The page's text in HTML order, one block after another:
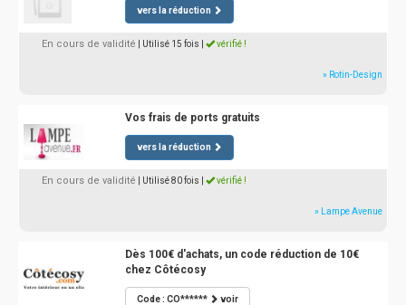
vers la réduction
En cours de validité | Utilisé 15 fois vérifié !
» Rotin-Design
Vos frais de ports gratuits
vers la réduction
En cours de validité | Utilisé 80 fois vérifié !
» Lampe Avenue
Dès 100€ d'achats, un code réduction de 10€
chez Côtécosy
Code : CO****** voir